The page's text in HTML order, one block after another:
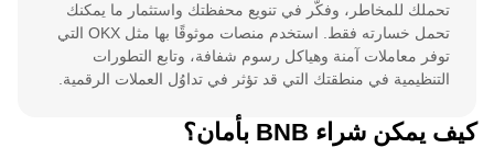
تحملك للمخاطر، وفكّر في تنويع محفظتك واستثمار ما يمكنك
تحمل خسارته فقط. استخدم منصات موثوقًا بها مثل OKX التي
توفر معاملات آمنة وهياكل رسوم شفافة، وتابع التطورات
التنظيمية في منطقتك التي قد تؤثر في تداوُل العملات الرقمية.
كيف يمكن شراء BNB بأمان؟